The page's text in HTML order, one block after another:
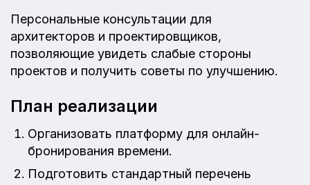
Персональные консультации для
архитекторов и проектировщиков,
позволяющие увидеть слабые стороны
проектов и получить советы по улучшению.
План реализации
Организовать платформу для онлайн-
бронирования времени.
Подготовить стандартный перечень